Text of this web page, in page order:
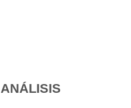
ANÁLISIS